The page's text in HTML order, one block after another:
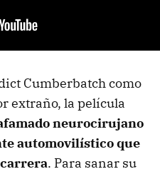
Cumberbatch como
extraño, la película
neurocirujano
automovilístico que
. Para sanar su